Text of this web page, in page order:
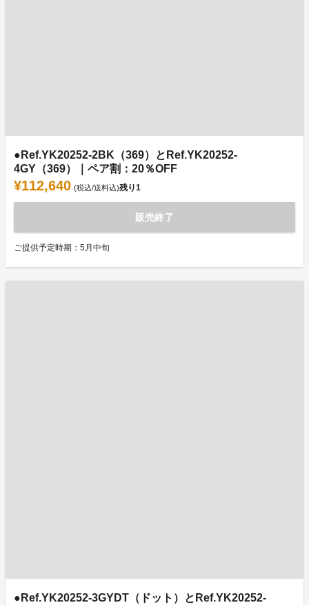
●Ref.YK20252-2BK（369）とRef.YK20252-
4GY（369）｜ペア割：20％OFF
¥112,640 (税込/送料込)残り1
販売終了
ご提供予定時期：5月中旬
●Ref.YK20252-3GYDT（ドット）とRef.YK20252-